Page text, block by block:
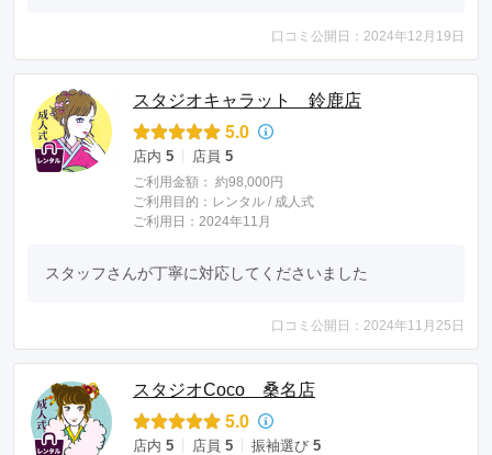
口コミ公開日：2024年12月19日
スタジオキャラット 鈴鹿店
5.0
店内 5 店員 5
ご利用金額： 約98,000円
ご利用目的： レンタル / 成人式
ご利用日：2024年11月
スタッフさんが丁寧に対応してくださいました
口コミ公開日：2024年11月25日
スタジオCoco 桑名店
5.0
店内 5 店員 5 振袖選び 5